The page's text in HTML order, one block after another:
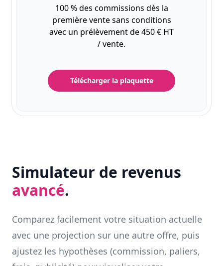
100 % des commissions dès la
première vente sans conditions
avec un prélèvement de 450 € HT
/ vente.
Télécharger la plaquette
Simulateur de revenus
avancé.
Comparez facilement votre situation actuelle
avec une projection sur une autre offre, puis
ajustez les hypothèses (commission, paliers,